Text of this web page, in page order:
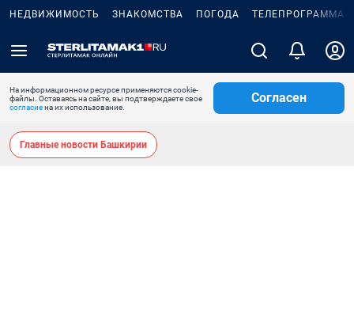
НЕДВИЖИМОСТЬ ЗНАКОМСТВА ПОГОДА ТЕЛЕПРОГРАММА
На информационном ресурсе применяются cookie-
файлы. Оставаясь на сайте, вы подтверждаете свое
согласиена их использование.
Согласен
Главные новости Башкирии